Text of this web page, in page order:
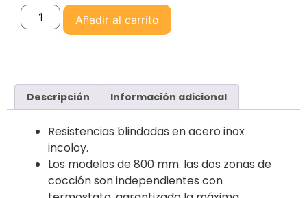
Añadir al carrito
Descripción Información adicional
Resistencias blindadas en acero inox
incoloy.
Los modelos de 800 mm. las dos zonas de
cocción son independientes con